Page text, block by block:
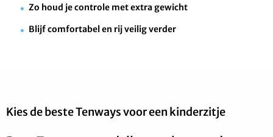
Zo houd je controle met extra gewicht
Blijf comfortabel en rij veilig verder
Kies de beste Tenways voor een kinderzitje